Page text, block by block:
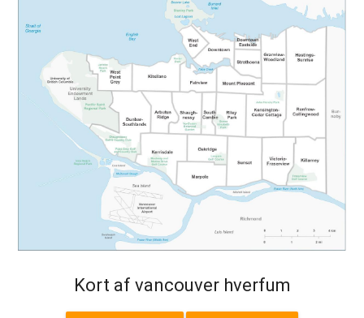
Kort af vancouver hverfum